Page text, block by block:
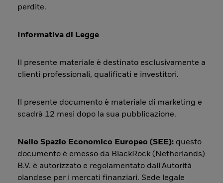
perdite.
Informativa di Legge
Il presente materiale è destinato esclusivamente a
clienti professionali, qualificati e investitori.
Il presente documento è materiale di marketing e
scadrà 12 mesi dopo la sua pubblicazione.
Nello Spazio Economico Europeo (SEE): questo
documento è emesso da BlackRock (Netherlands)
B.V. è autorizzato e regolamentato dall'Autorità
olandese per i mercati finanziari. Sede legale